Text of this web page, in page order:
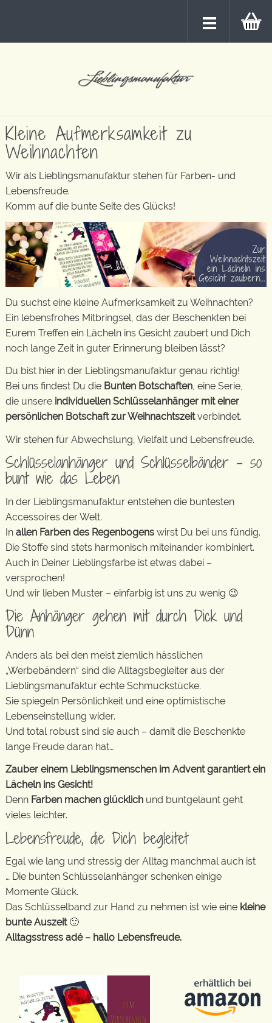
Kleine Aufmerksamkeit zu
Weihnachten
Wir als Lieblingsmanufaktur stehen für Farben- und
Lebensfreude.
Komm auf die bunte Seite des Glücks!
Du suchst eine kleine Aufmerksamkeit zu Weihnachten?
Ein lebensfrohes Mitbringsel, das der Beschenkten bei
Eurem Treffen ein Lächeln ins Gesicht zaubert und Dich
noch lange Zeit in guter Erinnerung bleiben lässt?
Du bist hier in der Lieblingsmanufaktur genau richtig!
Bei uns findest Du die Bunten Botschaften, eine Serie,
die unsere individuellen Schlüsselanhänger mit einer
persönlichen Botschaft zur Weihnachtszeitverbindet.
Wir stehen für Abwechslung, Vielfalt und Lebensfreude.
Schlüsselanhänger und Schlüsselbänder – so
bunt wie das Leben
In der Lieblingsmanufaktur entstehen die buntesten
Accessoires der Welt.
In allen Farben des Regenbogens wirst Du bei uns fündig.
Die Stoffe sind stets harmonisch miteinander kombiniert.
Auch in Deiner Lieblingsfarbe ist etwas dabei –
versprochen!
Und wir lieben Muster – einfarbig ist uns zu wenig 😉
Die Anhänger gehen mit durch Dick und
Dünn
Anders als bei den meist ziemlich hässlichen
„Werbebändern“ sind die Alltagsbegleiter aus der
Lieblingsmanufaktur echte Schmuckstücke.
Sie spiegeln Persönlichkeit und eine optimistische
Lebenseinstellung wider.
Und total robust sind sie auch – damit die Beschenkte
lange Freude daran hat…
Zauber einem Lieblingsmenschen im Advent garantiert ein
Lächeln ins Gesicht!
Denn Farben machen glücklich und buntgelaunt geht
vieles leichter.
Lebensfreude, die Dich begleitet
Egal wie lang und stressig der Alltag manchmal auch ist
… Die bunten Schlüsselanhänger schenken einige
Momente Glück.
Das Schlüsselband zur Hand zu nehmen ist wie eine kleine
bunte Auszeit🙂
Alltagsstress adé – hallo Lebensfreude.